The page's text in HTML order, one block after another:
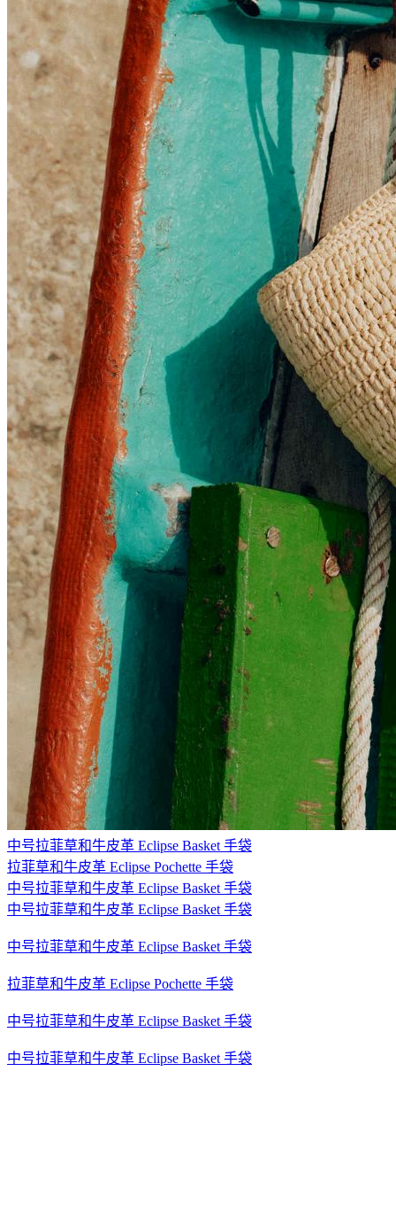
中号拉菲草和牛皮革 Eclipse Basket 手袋
拉菲草和牛皮革 Eclipse Pochette 手袋
中号拉菲草和牛皮革 Eclipse Basket 手袋
中号拉菲草和牛皮革 Eclipse Basket 手袋
中号拉菲草和牛皮革 Eclipse Basket 手袋
拉菲草和牛皮革 Eclipse Pochette 手袋
中号拉菲草和牛皮革 Eclipse Basket 手袋
中号拉菲草和牛皮革 Eclipse Basket 手袋